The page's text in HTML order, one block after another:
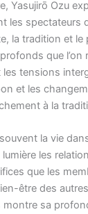
Yasujirō Ozu
les spectateurs
la tradition et
que l’on
tensions
et les
à la
la vie
les
que les
être des
montre sa